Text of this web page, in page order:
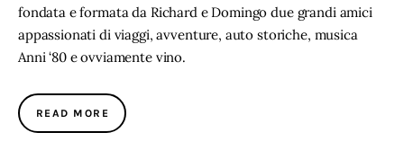
fondata e formata da Richard e Domingo due grandi amici
appassionati di viaggi, avventure, auto storiche, musica
Anni ‘80 e ovviamente vino.
READ MORE